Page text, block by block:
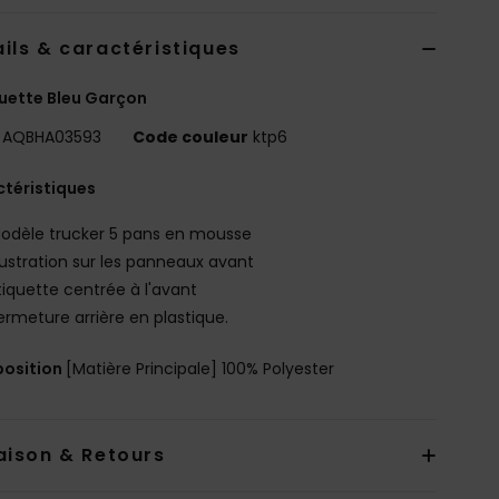
& caractéristiques
Bleu Garçon
AQBHA03593 Code couleur ktp6
trucker 5 pans en mousse
sur les panneaux avant
centrée à l'avant
arrière en plastique.
[Matière Principale] 100% Polyester
& Retours